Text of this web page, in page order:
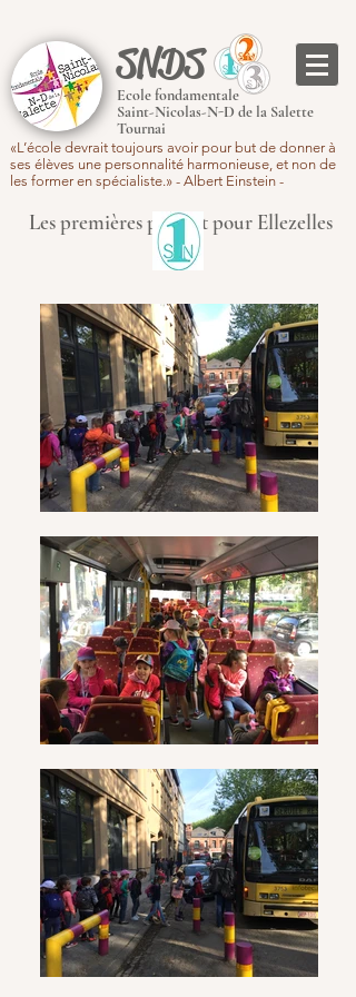
SNDS
Ecole fondamentale
Saint-Nicolas-N-D de la Salette
Tournai
«L’école devrait toujours avoir pour but de donner à
ses élèves une personnalité harmonieuse, et non de
les former en spécialiste.» - Albert Einstein -
Les premières partent pour Ellezelles